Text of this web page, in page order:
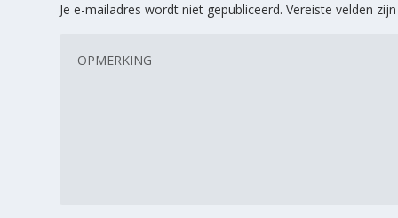
Je e-mailadres wordt niet gepubliceerd. Vereiste velden